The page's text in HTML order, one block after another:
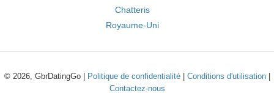
Chatteris
Royaume-Uni
© 2026, GbrDatingGo | Politique de confidentialité| Conditions d'utilisation|
Contactez-nous